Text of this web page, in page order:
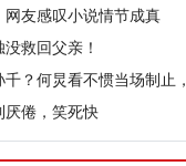
友感叹小说情节成真
救回父亲！
？何炅看不惯当场制止，
厌倦，笑死快